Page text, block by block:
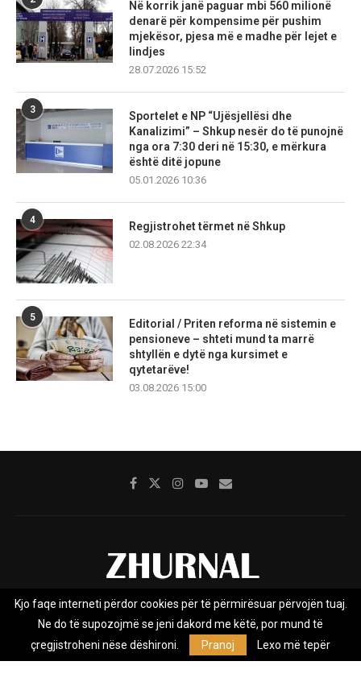
Në korrik janë paguar mbi 560 milionë
denarë për kompensime për pushim
mjekësor, pjesa më e madhe për lejet e
lindjes
28.07.2026 15:52
3
Sportelet e NP “Ujësjellësi dhe
Kanalizimi” – Shkup nesër do të punojnë
nga ora 7:30 deri në 15:30, e mërkura
është ditë jopune
05.01.2026 10:36
4
Regjistrohet tërmet në Shkup
02.08.2026 22:34
5
Editorial / Priten reforma në sistemin e
pensioneve – shteti mund ta marrë
shtyllën e dytë nga kursimet e
qytetarëve!
03.08.2026 15:00
Rreth nesh Impresumi Marketing
Privacy Policy
Zhurnal.mk është Agjenci e Lajmeve e pavarur, e themeluar në vitin
Kjo faqe interneti përdor cookies për të përmirësuar përvojën tuaj.
Ne do të supozojmë se jeni dakord me këtë, por mund të
çregjistroheni nëse dëshironi.
Pranoj Lexo më tepër